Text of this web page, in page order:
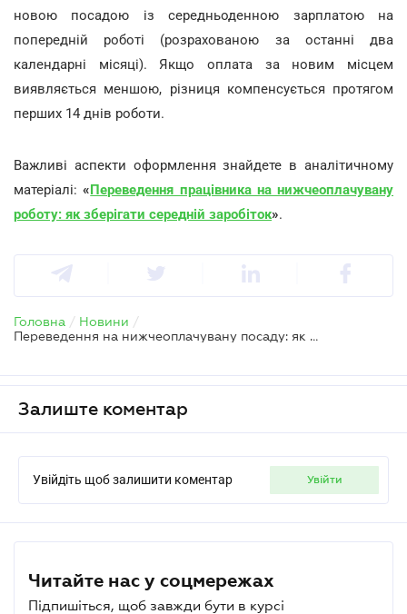
новою посадою із середньоденною зарплатою на
попередній роботі (розрахованою за останні два
календарні місяці). Якщо оплата за новим місцем
виявляється меншою, різниця компенсується протягом
перших 14 днів роботи.
Важливі аспекти оформлення знайдете в аналітичному
матеріалі: «Переведення працівника на нижчеоплачувану
роботу: як зберігати середній заробіток».
Головна / Новини /
Переведення на нижчеоплачувану посаду: як правильно зберегти заробіток працівника
Залиште коментар
Увійдіть щоб залишити коментар увійти
Читайте нас у соцмережах
Підпишіться, щоб завжди бути в курсі